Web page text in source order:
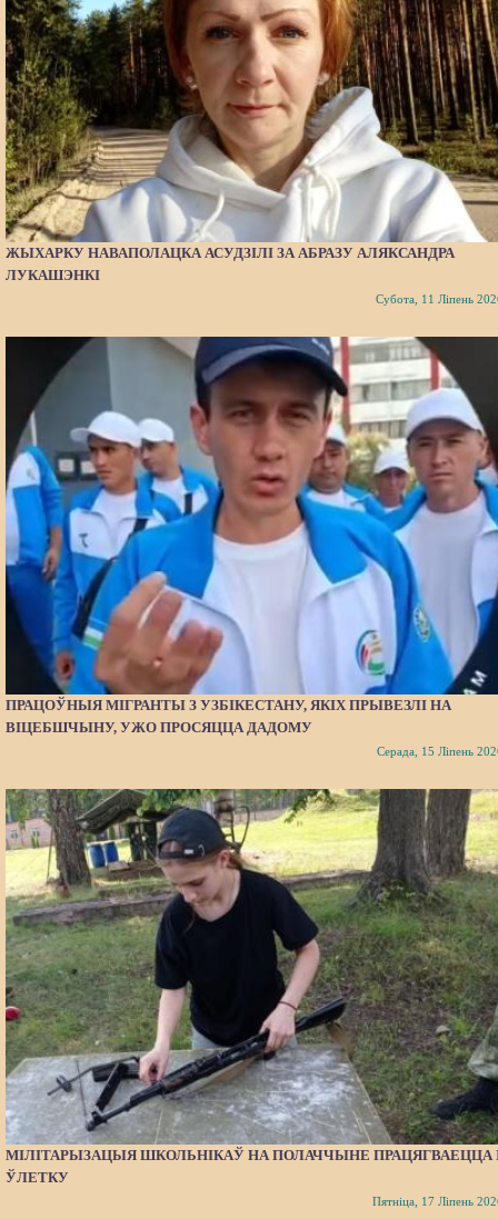
ЖЫХАРКУ НАВАПОЛАЦКА АСУДЗІЛІ ЗА АБРАЗУ АЛЯКСАНДРА
ЛУКАШЭНКІ
Субота, 11 Ліпень
ПРАЦОЎНЫЯ МІГРАНТЫ З УЗБІКЕСТАНУ, ЯКІХ ПРЫВЕЗЛІ НА
ВІЦЕБШЧЫНУ, УЖО ПРОСЯЦЦА ДАДОМУ
Серада, 15 Ліпень
МІЛІТАРЫЗАЦЫЯ ШКОЛЬНІКАЎ НА ПОЛАЧЧЫНЕ ПРАЦЯГВАЕЦЦА
ЎЛЕТКУ
Пятніца, 17 Ліпень